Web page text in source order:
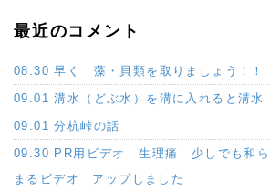
最近のコメント
08.30 早く 藻・貝類を取りましょう！！
09.01 溝水（どぶ水）を溝に入れると溝水
09.01 分杭峠の話
09.30 PR用ビデオ 生理痛 少しでも和ら
まるビデオ アップしました